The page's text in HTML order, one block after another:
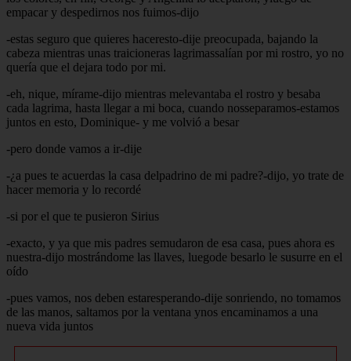
empacar y despedirnos nos fuimos-dijo
-estas seguro que quieres haceresto-dije preocupada, bajando la
cabeza mientras unas traicioneras lagrimassalían por mi rostro, yo no
quería que el dejara todo por mi.
-eh, nique, mírame-dijo mientras melevantaba el rostro y besaba
cada lagrima, hasta llegar a mi boca, cuando nosseparamos-estamos
juntos en esto, Dominique- y me volvió a besar
-pero donde vamos a ir-dije
-¿a pues te acuerdas la casa delpadrino de mi padre?-dijo, yo trate de
hacer memoria y lo recordé
-si por el que te pusieron Sirius
-exacto, y ya que mis padres semudaron de esa casa, pues ahora es
nuestra-dijo mostrándome las llaves, luegode besarlo le susurre en el
oído
-pues vamos, nos deben estaresperando-dije sonriendo, no tomamos
de las manos, saltamos por la ventana ynos encaminamos a una
nueva vida juntos